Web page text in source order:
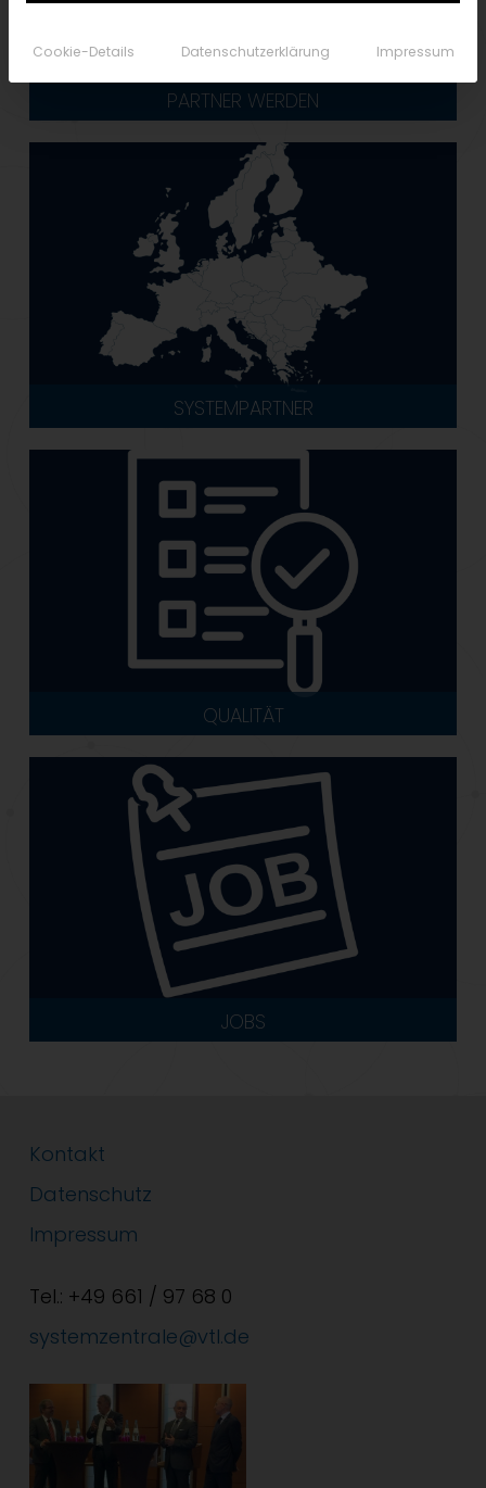
PARTNER WERDEN
SYSTEMPARTNER
QUALITÄT
JOBS
Kontakt
Datenschutz
Impressum
Tel.: +49 661 / 97 68 0
systemzentrale@vtl.de
Cookie-Details Datenschutzerklärung Impressum